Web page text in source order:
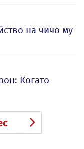
на чичо му
Когато